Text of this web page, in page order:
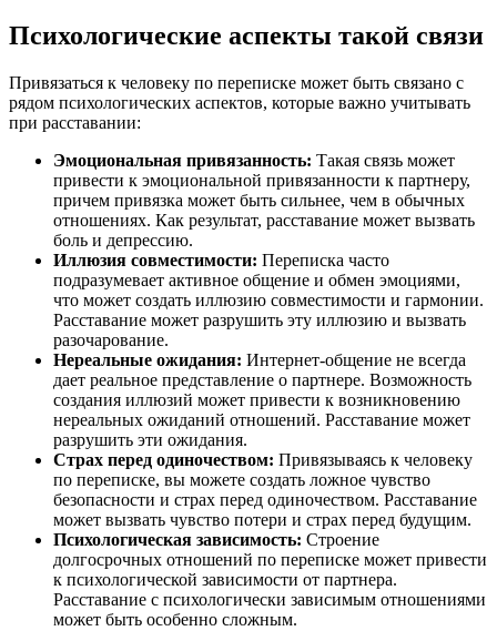
Психологические аспекты такой связи
Привязаться к человеку по переписке может быть связано с
рядом психологических аспектов, которые важно учитывать
при расставании:
Эмоциональная привязанность: Такая связь может
привести к эмоциональной привязанности к партнеру,
причем привязка может быть сильнее, чем в обычных
отношениях. Как результат, расставание может вызвать
боль и депрессию.
Иллюзия совместимости: Переписка часто
подразумевает активное общение и обмен эмоциями,
что может создать иллюзию совместимости и гармонии.
Расставание может разрушить эту иллюзию и вызвать
разочарование.
Нереальные ожидания: Интернет-общение не всегда
дает реальное представление о партнере. Возможность
создания иллюзий может привести к возникновению
нереальных ожиданий отношений. Расставание может
разрушить эти ожидания.
Страх перед одиночеством: Привязываясь к человеку
по переписке, вы можете создать ложное чувство
безопасности и страх перед одиночеством. Расставание
может вызвать чувство потери и страх перед будущим.
Психологическая зависимость: Строение
долгосрочных отношений по переписке может привести
к психологической зависимости от партнера.
Расставание с психологически зависимым отношениями
может быть особенно сложным.